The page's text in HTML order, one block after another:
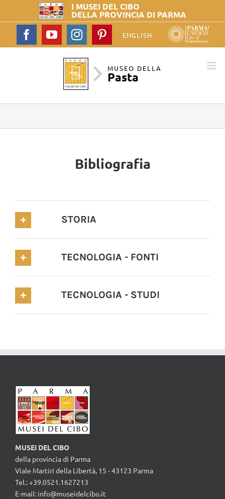
I MUSEI DELCIBO
DELLA PROVINCIA DI PARMA
ENGLISH
FacebookYouTubeInstagramPinterest
MUSEO DELLA
Pasta
Bibliografia
STORIA
TECNOLOGIA - FONTI
TECNOLOGIA - STUDI
MUSEI DEL CIBO
della provincia di Parma
Viale Martiri della Libertà, 15 - 43123 Parma
Tel.: +39.0521.1627213
E-mail: info@museidelcibo.it